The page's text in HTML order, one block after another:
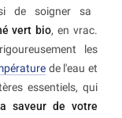
de soigner sa
vert bio, en vrac.
les
de l'eau et
essentiels, qui
saveur de votre